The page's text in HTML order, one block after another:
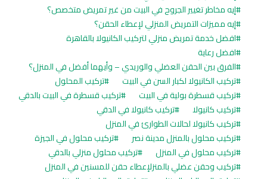
إيه مخاطر تغيير الجروح في البيت من غير تمريض متخصص؟
إيه مميزات التمريض المنزلي لإعطاء الحقن؟
افضل خدمة تمريض منزلي لتركيب الكانيولا بالقاهرة
افضل رعاية
الفرق بين الحقن العضلي والوريدي – وأيهما أفضل في المنزل؟
تركيب الكانيولا لكبار السن في البيت
تركيب المحلول
تركيب قسطرة بولية في البيت
تركيب قسطرة في البيت بالدقي
تركيب كانيولا
تركيب كانيولا في الدقي
تركيب كانيولا لحالات الطوارئ في المنزل
تركيب محلول بالمنزل مدينة نصر
تركيب محلول في الجيزة
تركيب محلول في المنزل
تركيب محلول منزلي بالدقي
تركيب وحقن عضلي بالمنزلإعطاء حقن للمسنين في المنزل